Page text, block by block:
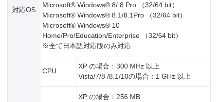
対応OS
Microsoft® Windows® 8/ 8 Pro （32/64 bit）
Microsoft® Windows® 8.1/8.1Pro （32/64 bit）
Microsoft® Windows® 10
Home/Pro/Education/Enterprise （32/64 bit）
※全て日本語対応版のみ対応
CPU
XP の場合：300 MHz 以上
Vista/7/8 /8.1/10の場合：1 GHz 以上
XP の場合：256 MB